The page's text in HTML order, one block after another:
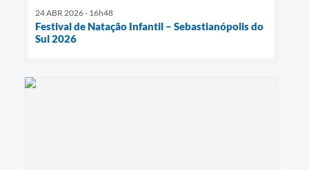
24 ABR 2026 - 16h48
Festival de Natação Infantil – Sebastianópolis do
Sul 2026